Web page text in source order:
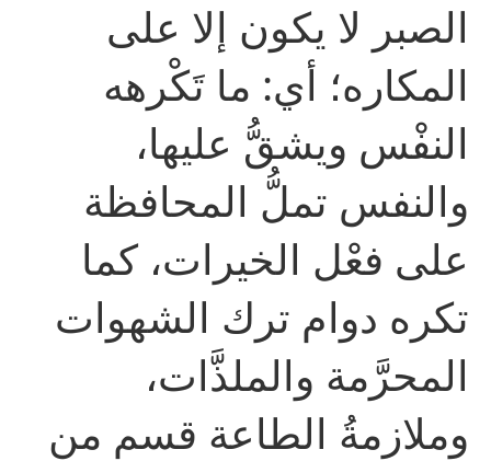
الصبر لا يكون إلا على
المكاره؛ أي: ما تَكْرهه
النفْس ويشقُّ عليها،
والنفس تملُّ المحافظة
على فعْل الخيرات، كما
تكره دوام ترك الشهوات
المحرَّمة والملذَّات،
وملازمةُ الطاعة قسم من